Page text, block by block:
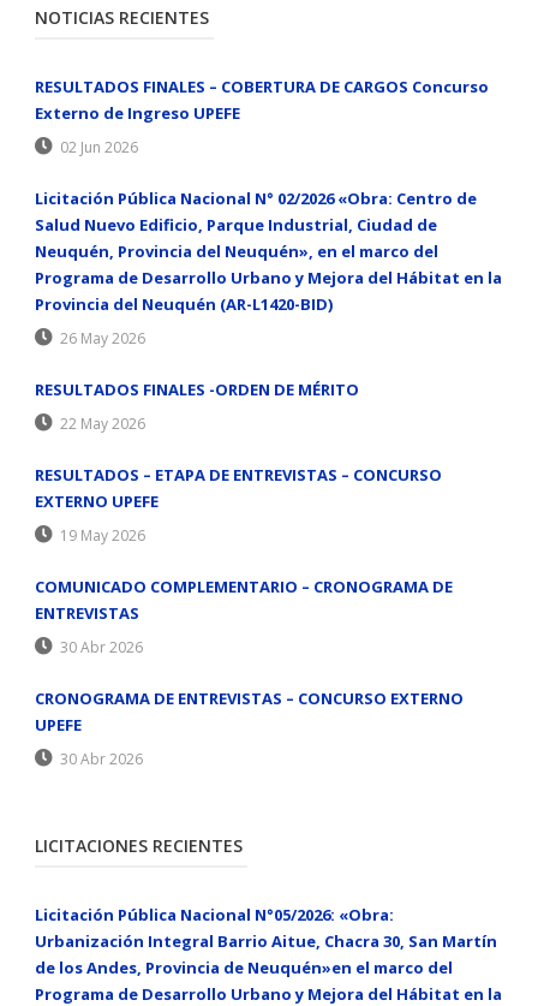
NOTICIAS RECIENTES
RESULTADOS FINALES – COBERTURA DE CARGOS Concurso
Externo de Ingreso UPEFE
02 Jun 2026
Licitación Pública Nacional N° 02/2026 «Obra: Centro de
Salud Nuevo Edificio, Parque Industrial, Ciudad de
Neuquén, Provincia del Neuquén», en el marco del
Programa de Desarrollo Urbano y Mejora del Hábitat en la
Provincia del Neuquén (AR-L1420-BID)
26 May 2026
RESULTADOS FINALES -ORDEN DE MÉRITO
22 May 2026
RESULTADOS – ETAPA DE ENTREVISTAS – CONCURSO
EXTERNO UPEFE
19 May 2026
COMUNICADO COMPLEMENTARIO – CRONOGRAMA DE
ENTREVISTAS
30 Abr 2026
CRONOGRAMA DE ENTREVISTAS – CONCURSO EXTERNO
UPEFE
30 Abr 2026
LICITACIONES RECIENTES
Licitación Pública Nacional N°05/2026: «Obra:
Urbanización Integral Barrio Aitue, Chacra 30, San Martín
de los Andes, Provincia de Neuquén»en el marco del
Programa de Desarrollo Urbano y Mejora del Hábitat en la